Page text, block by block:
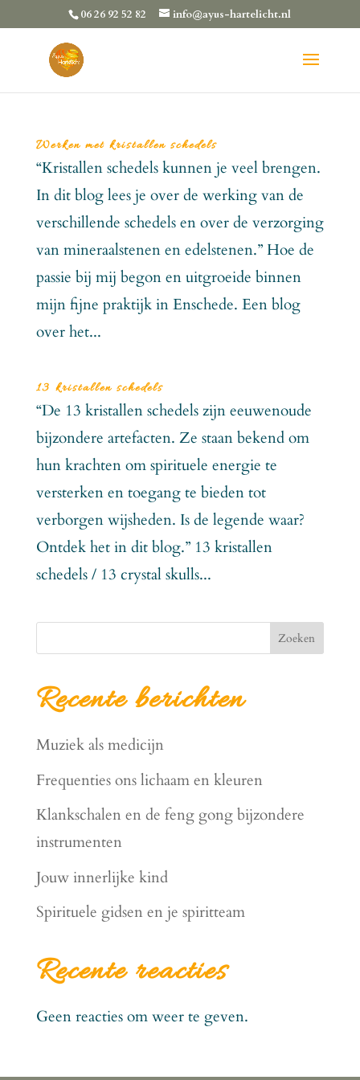
06 26 92 52 82 info@ayus-hartelicht.nl
Werken met kristallen schedels
“Kristallen schedels kunnen je veel brengen.
In dit blog lees je over de werking van de
verschillende schedels en over de verzorging
van mineraalstenen en edelstenen.” Hoe de
passie bij mij begon en uitgroeide binnen
mijn fijne praktijk in Enschede. Een blog
over het...
13 kristallen schedels
“De 13 kristallen schedels zijn eeuwenoude
bijzondere artefacten. Ze staan bekend om
hun krachten om spirituele energie te
versterken en toegang te bieden tot
verborgen wijsheden. Is de legende waar?
Ontdek het in dit blog.” 13 kristallen
schedels / 13 crystal skulls...
Zoeken
Recente berichten
Muziek als medicijn
Frequenties ons lichaam en kleuren
Klankschalen en de feng gong bijzondere
instrumenten
Jouw innerlijke kind
Spirituele gidsen en je spiritteam
Recente reacties
Geen reacties om weer te geven.